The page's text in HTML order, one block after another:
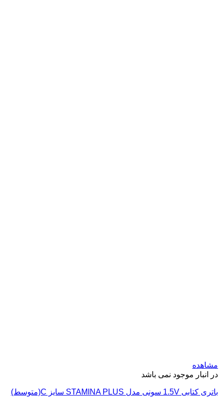
مشاهده
در انبار موجود نمی باشد
باتری کتابی 1.5V سونی مدل STAMINA PLUS سایز C(متوسط)